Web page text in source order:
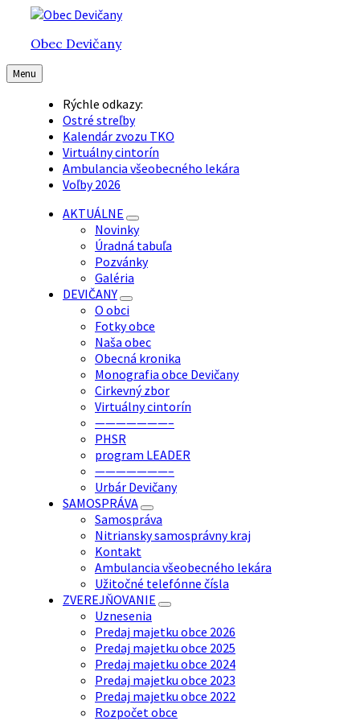
Preskočiť
obsah
Preskočiť
hlavnú
navigáciu
Preskočiť
pätičkuObec Devičany
Menu
Rýchle odkazy:
Ostré streľby
Kalendár zvozu TKO
Virtuálny cintorín
Ambulancia všeobecného lekára
Voľby 2026
AKTUÁLNE
Novinky
Úradná tabuľa
Pozvánky
Galéria
DEVIČANY
O obci
Fotky obce
Naša obec
Obecná kronika
Monografia obce Devičany
Cirkevný zbor
Virtuálny cintorín
———————–
PHSR
program LEADER
———————–
Urbár Devičany
SAMOSPRÁVA
Samospráva
Nitriansky samosprávny kraj
Kontakt
Ambulancia všeobecného lekára
Užitočné telefónne čísla
ZVEREJŇOVANIE
Uznesenia
Predaj majetku obce 2026
Predaj majetku obce 2025
Predaj majetku obce 2024
Predaj majetku obce 2023
Predaj majetku obce 2022
Rozpočet obce